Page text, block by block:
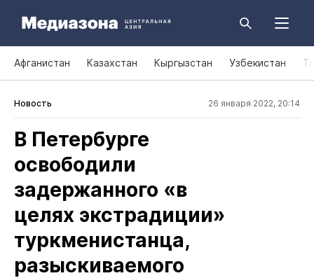
Афганистан Казахстан Кыргызстан Узбекистан
Новость 26 января 2022, 20:14
В Петербурге
освободили
задержанного «в
целях экстрадиции»
туркменистанца,
разыскиваемого